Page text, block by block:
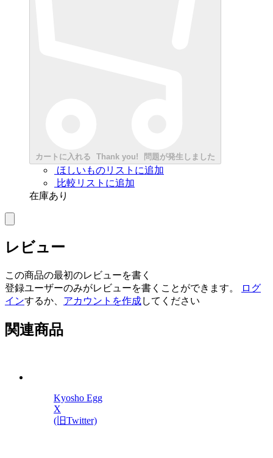
カートに入れる Thank you! 問題が発生しました
ほしいものリストに追加
比較リストに追加
在庫あり
レビュー
この商品の最初のレビューを書く
登録ユーザーのみがレビューを書くことができます。
ログ
インするか、 アカウントを作成してください
関連商品
Kyosho Egg
X
(旧Twitter)